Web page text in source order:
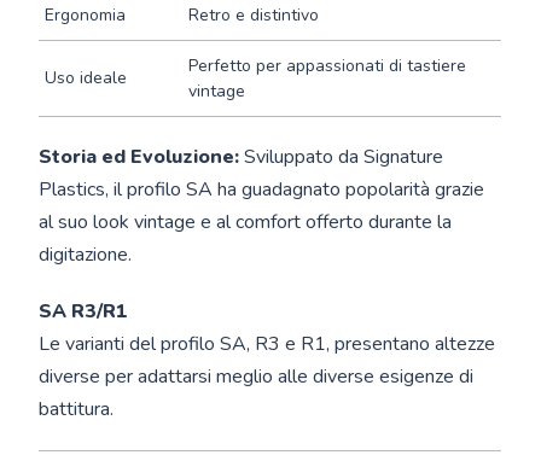
Ergonomia Retro e distintivo
Uso ideale
Perfetto per appassionati di tastiere
vintage
Storia ed Evoluzione:Sviluppato da Signature
Plastics, il profilo SA ha guadagnato popolarità grazie
al suo look vintage e al comfort offerto durante la
digitazione.
SA R3/R1
Le varianti del profilo SA, R3 e R1, presentano altezze
diverse per adattarsi meglio alle diverse esigenze di
battitura.